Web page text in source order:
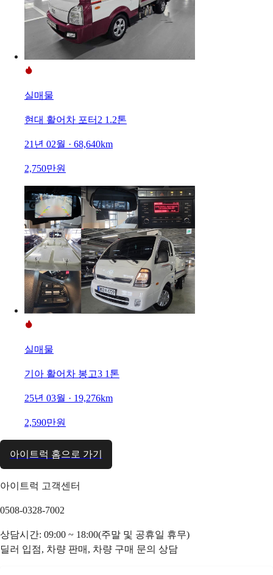
실매물
현대 활어차 포터2 1.2톤
21년 02월 · 68,640km
2,750만원
실매물
기아 활어차 봉고3 1톤
25년 03월 · 19,276km
2,590만원
아이트럭 홈으로 가기
아이트럭 고객센터
0508-0328-7002
상담시간: 09:00 ~ 18:00(주말 및 공휴일 휴무)
딜러 입점, 차량 판매, 차량 구매 문의 상담